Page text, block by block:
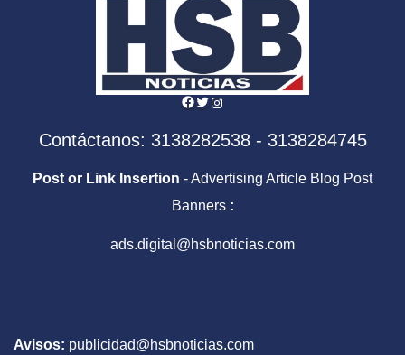
Facebook
Twitter
Instagram
Contáctanos: 3138282538 - 3138284745
Post or Link Insertion - Advertising Article Blog Post
Banners :
ads.digital@hsbnoticias.com
Avisos: publicidad@hsbnoticias.com